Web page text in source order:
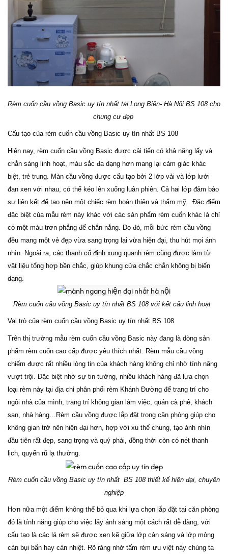
Rèm cuốn cầu vồng Basic uy tín nhất tại Long Biên- Hà Nội BS 108 cho
chung cư đẹp
Cấu tạo của rèm cuốn cầu vồng Basic uy tín nhất BS 108
Hiện nay, rèm cuốn cầu vồng Basic được cải tiến có khả năng lấy và
chắn sáng linh hoạt, màu sắc đa dạng hơn mang lại cảm giác khác
biệt, trẻ trung. Màn cầu vồng được cấu tạo bởi 2 lớp vải và lớp lưới
đan xen với nhau, có thể kéo lên xuống luân phiên. Cả hai lớp đảm bảo
sự liên kết để tạo nên một chiếc rèm hoàn thiện và thẩm mỹ. Đặc điểm
đặc biệt của mẫu rèm này khác với các sản phẩm rèm cuốn khác là chỉ
có một màu trơn phẳng để chắn nắng. Do đó, mỗi bức rèm cầu vồng
đều mang một vẻ đẹp vừa sang trọng lại vừa hiện đại, thu hút mọi ánh
nhìn. Ngoài ra, các thanh cố định xung quanh rèm cũng được làm từ
vật liệu tổng hợp bền chắc, giúp khung cửa chắc chắn không bị biến
dạng.
Rèm cuốn cầu vồng Basic uy tín nhất BS 108 với kết cấu linh hoạt
Vai trò của rèm cuốn cầu vồng Basic uy tín nhất BS 108
Trên thị trường mẫu rèm cuốn cầu vồng Basic này đang là dòng sản
phẩm rèm cuốn cao cấp được yêu thích nhất. Rèm mẫu cầu vồng
chiếm được rất nhiều lòng tin của khách hàng không chỉ nhờ tính năng
vượt trội. Đặc biệt nhờ sự tin tưởng, nhiều khách hàng đã lựa chọn
loại rèm này tại địa chỉ phân phối rèm Khánh Đường để trang trí cho
ngôi nhà của mình, trang trí không gian làm việc, quán cà phê, khách
sạn, nhà hàng…
Rèm cầu vồng được lắp đặt trong căn phòng giúp cho
không gian trở nên hiện đại hơn, hợp với xu thế chung, tạo ánh nhìn
đầu tiên rất đẹp, sang trọng và quý phái, đồng thời còn có nét thanh
lịch, quyến rũ lạ thường.
Rèm cuốn cầu vồng Basic uy tín nhất BS 108 thiết kế hiện đại, chuyên
nghiệp
Hơn nữa một điểm không thể bỏ qua khi lựa chọn lắp đặt tại căn phòng
đó là tính năng giúp cho việc lấy ánh sáng một cách rất dễ dàng, với
cấu tạo là các lá rèm sẽ được xen kẽ giữa lớp cản sáng và lớp mỏng
cản bụi bẩn hay cản nhiệt. Rõ ràng nhờ tấm rèm ưu việt này chúng ta